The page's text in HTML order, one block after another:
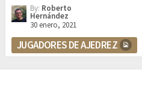
By: Roberto
Hernández
30 enero, 2021
JUGADORES DE AJEDREZ